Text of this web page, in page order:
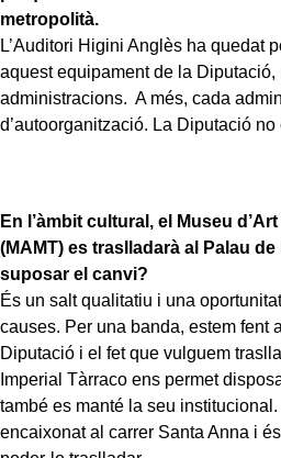
metropolità.
L’Auditori Higini Anglès ha quedat
aquest equipament de la Diputació,
administracions. A més, cada
d’autoorganització. La Diputació no
En l’àmbit cultural, el Museu
(MAMT) es traslladarà al Palau
suposar el canvi?
És un salt qualitatiu i una
causes. Per una banda, estem fent
Diputació i el fet que vulguem
Imperial Tàrraco ens permet
també es manté la seu
encaixonat al carrer Santa Anna i